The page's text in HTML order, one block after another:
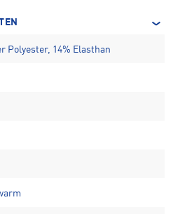
Polyester, 14% Elasthan